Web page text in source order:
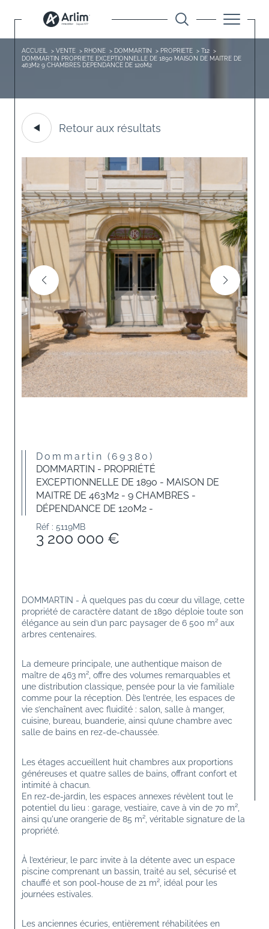
ACCUEIL VENTE RHONE DOMMARTIN PROPRIETE
T12
DOMMARTIN PROPRIETE EXCEPTIONNELLE DE 1890 MAISON DE MAITRE DE
463M2 9 CHAMBRES DEPENDANCE DE 120M2
Retour aux résultats
Dommartin (69380)
DOMMARTIN - PROPRIÉTÉ
EXCEPTIONNELLE DE 1890 - MAISON DE
MAITRE DE 463M2 - 9 CHAMBRES -
DÉPENDANCE DE 120M2 -
Réf : 5119MB
3 200 000 €
DOMMARTIN - À quelques pas du cœur du village, cette
propriété de caractère datant de 1890 déploie toute son
élégance au sein d’un parc paysager de 6 500 m² aux
arbres centenaires.
La demeure principale, une authentique maison de
maître de 463 m², offre des volumes remarquables et
une distribution classique, pensée pour la vie familiale
comme pour la réception. Dès l’entrée, les espaces de
vie s’enchaînent avec fluidité : salon, salle à manger,
cuisine, bureau, buanderie, ainsi qu’une chambre avec
salle de bains en rez-de-chaussée.
Les étages accueillent huit chambres aux proportions
généreuses et quatre salles de bains, offrant confort et
intimité à chacun.
En rez-de-jardin, les espaces annexes révèlent tout le
potentiel du lieu : garage, vestiaire, cave à vin de 70 m²,
ainsi qu'une orangerie de 85 m², véritable signature de la
propriété.
À l’extérieur, le parc invite à la détente avec un espace
piscine comprenant un bassin, traité au sel, sécurisé et
chauffé et son pool-house de 21 m², idéal pour les
journées estivales.
Les anciennes écuries, entièrement réhabilitées en